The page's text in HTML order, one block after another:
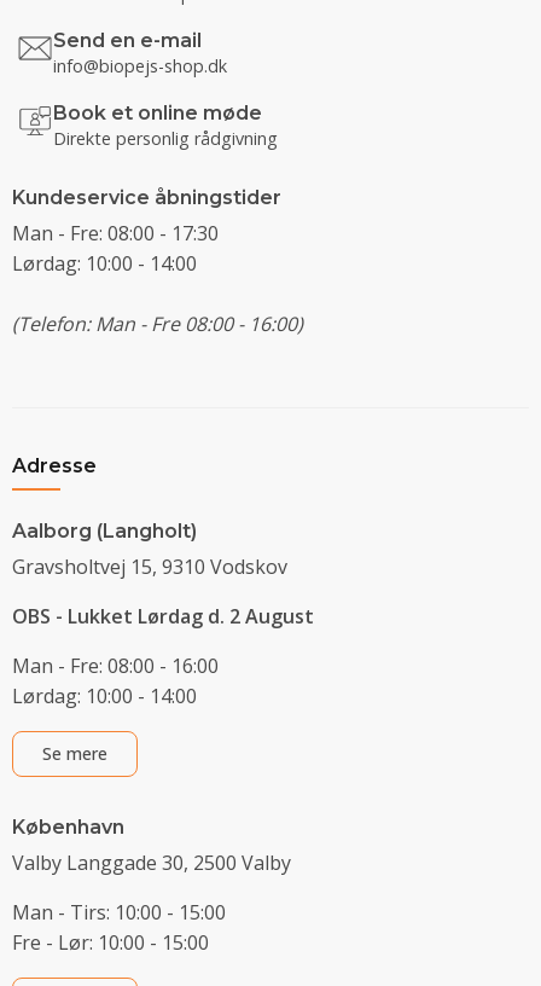
Send en e-mail
info@biopejs-shop.dk
Book et online møde
Direkte personlig rådgivning
Kundeservice åbningstider
Man - Fre: 08:00 - 17:30
Lørdag: 10:00 - 14:00
(Telefon: Man - Fre 08:00 - 16:00)
Adresse
Aalborg (Langholt)
Gravsholtvej 15, 9310 Vodskov
OBS - Lukket Lørdag d. 2 August
Man - Fre: 08:00 - 16:00
Lørdag: 10:00 - 14:00
Se mere
København
Valby Langgade 30, 2500 Valby
Man - Tirs: 10:00 - 15:00
Fre - Lør: 10:00 - 15:00